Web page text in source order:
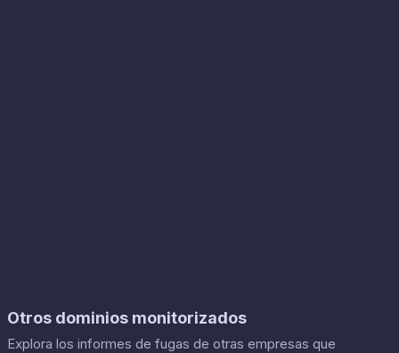
Otros dominios monitorizados
Explora los informes de fugas de otras empresas que